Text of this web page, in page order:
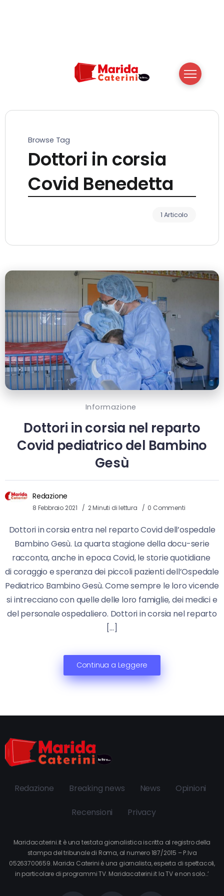
Browse Tag
Dottori in corsia
Covid Benedetta
1 Articolo
Informazione
Dottori in corsia nel reparto
Covid pediatrico del Bambino
Gesù
Redazione
8 Febbraio 2021 2 Minuti di lettura 0 Commenti
Dottori in corsia entra nel reparto Covid dell’ospedale
Bambino Gesù. La quarta stagione della docu-serie
racconta, anche in epoca Covid, le storie quotidiane
di coraggio e speranza dei piccoli pazienti dell’Ospedale
Pediatrico Bambino Gesù. Come sempre le loro vicende
si intrecciano con quelle delle loro famiglie, dei medici e
del personale ospedaliero. Dottori in corsia nel reparto
[…]
Continua a Leggere
Redazione Breaking news News Opinioni
Recensioni Privacy
Maridacaterini.it è una testata giornalistica iscritta al registro della
stampa del tribunale di Roma, al numero 187/2015 – P.Iva
05263700659. Marida Caterini è una giornalista, esperta di spettacoli,
in particolare di programmi TV. Maridacaterini.it la TV e non solo…’